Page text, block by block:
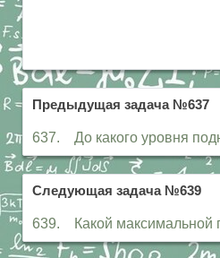
Предыдущая задача №637
637. До какого уровня
Следующая задача №639
639. Какой максимальной